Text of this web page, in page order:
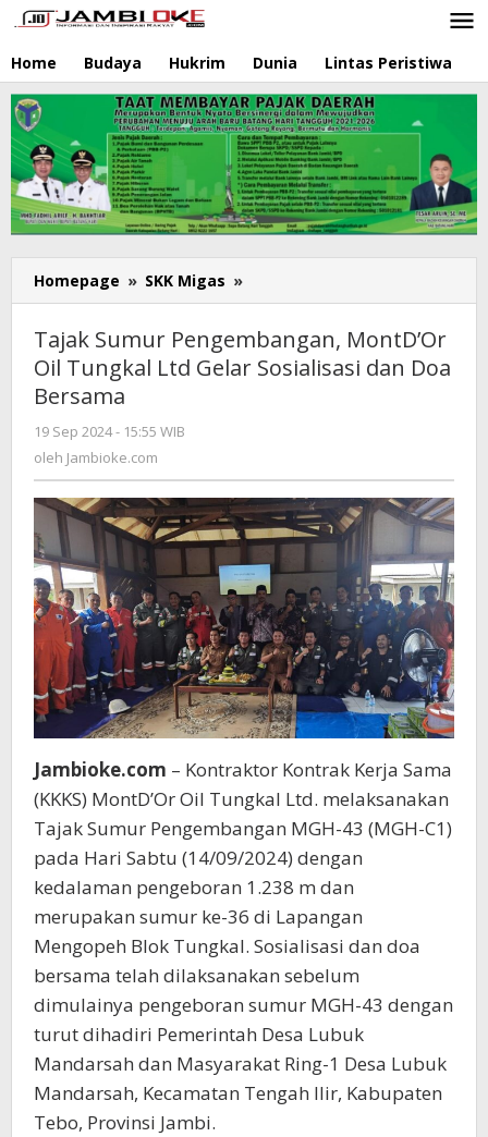
Lewati
ke
konten
Home Budaya Hukrim Dunia Lintas Peristiwa
Homepage » SKK Migas »
Sumur
Pengembangan,
MontD'Or
Oil
dan
Doa
Bersama
Tajak Sumur Pengembangan, MontD’Or
Oil Tungkal Ltd Gelar Sosialisasi dan Doa
Bersama
19 Sep 2024 - 15:55 WIB
oleh Jambioke.com
Jambioke.com – Kontraktor Kontrak Kerja Sama
(KKKS) MontD’Or Oil Tungkal Ltd. melaksanakan
Tajak Sumur Pengembangan MGH-43 (MGH-C1)
pada Hari Sabtu (14/09/2024) dengan
kedalaman pengeboran 1.238 m dan
merupakan sumur ke-36 di Lapangan
Mengopeh Blok Tungkal. Sosialisasi dan doa
bersama telah dilaksanakan sebelum
dimulainya pengeboran sumur MGH-43 dengan
turut dihadiri Pemerintah Desa Lubuk
Mandarsah dan Masyarakat Ring-1 Desa Lubuk
Mandarsah, Kecamatan Tengah Ilir, Kabupaten
Tebo, Provinsi Jambi.